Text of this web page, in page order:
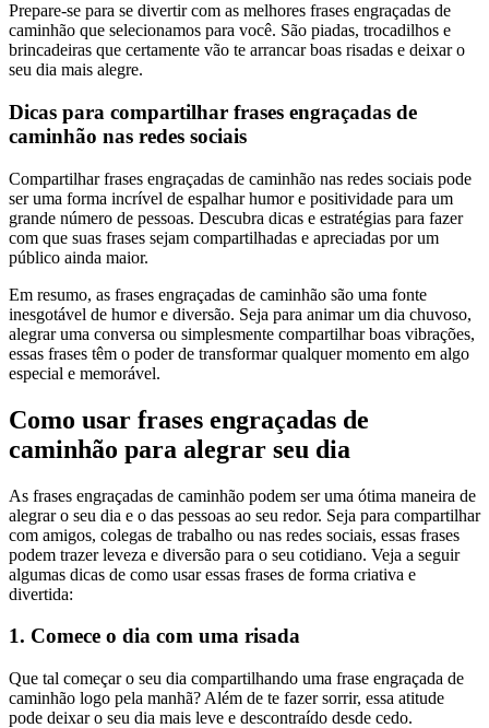
Prepare-se para se divertir com as melhores frases engraçadas de
caminhão que selecionamos para você. São piadas, trocadilhos e
brincadeiras que certamente vão te arrancar boas risadas e deixar o
seu dia mais alegre.
Dicas para compartilhar frases engraçadas de
caminhão nas redes sociais
Compartilhar frases engraçadas de caminhão nas redes sociais pode
ser uma forma incrível de espalhar humor e positividade para um
grande número de pessoas. Descubra dicas e estratégias para fazer
com que suas frases sejam compartilhadas e apreciadas por um
público ainda maior.
Em resumo, as frases engraçadas de caminhão são uma fonte
inesgotável de humor e diversão. Seja para animar um dia chuvoso,
alegrar uma conversa ou simplesmente compartilhar boas vibrações,
essas frases têm o poder de transformar qualquer momento em algo
especial e memorável.
Como usar frases engraçadas de
caminhão para alegrar seu dia
As frases engraçadas de caminhão podem ser uma ótima maneira de
alegrar o seu dia e o das pessoas ao seu redor. Seja para compartilhar
com amigos, colegas de trabalho ou nas redes sociais, essas frases
podem trazer leveza e diversão para o seu cotidiano. Veja a seguir
algumas dicas de como usar essas frases de forma criativa e
divertida:
1. Comece o dia com uma risada
Que tal começar o seu dia compartilhando uma frase engraçada de
caminhão logo pela manhã? Além de te fazer sorrir, essa atitude
pode deixar o seu dia mais leve e descontraído desde cedo.